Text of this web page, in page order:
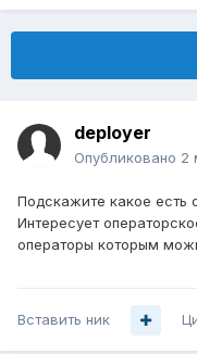
deployer
Опубликовано 2
Подскажите какое есть
Интересует
операторы которым
Вставить ник